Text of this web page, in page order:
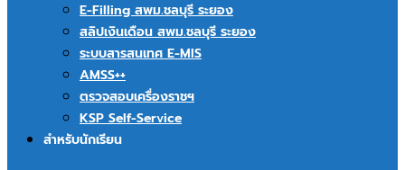
E-Filling สพม.ชลบุรี ระยอง
สลิปเงินเดือน สพม.ชลบุรี ระยอง
ระบบสารสนเทศ E-MIS
AMSS++
ตรวจสอบเครื่องราชฯ
KSP Self-Service
สำหรับนักเรียน